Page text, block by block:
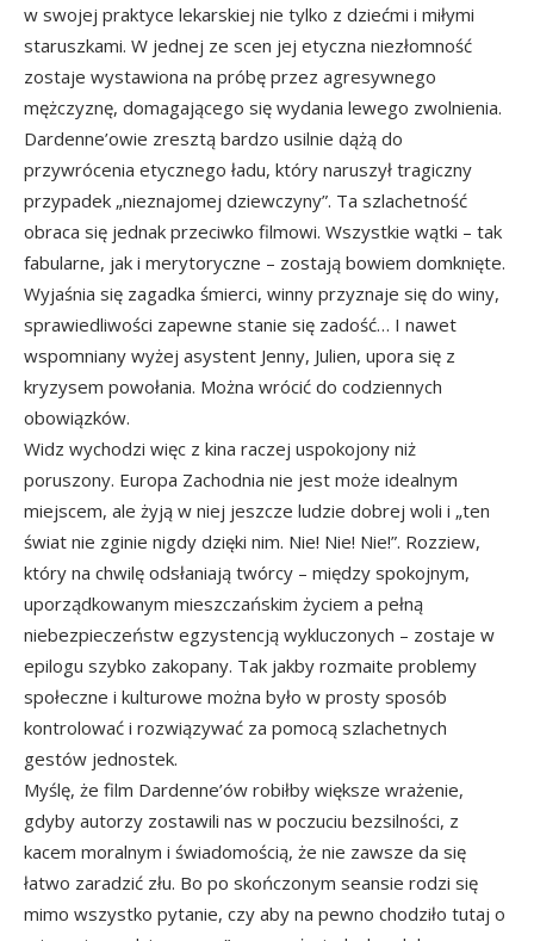
w swojej praktyce lekarskiej nie tylko z dziećmi i miłymi
staruszkami. W jednej ze scen jej etyczna niezłomność
zostaje wystawiona na próbę przez agresywnego
mężczyznę, domagającego się wydania lewego zwolnienia.
Dardenne’owie zresztą bardzo usilnie dążą do
przywrócenia etycznego ładu, który naruszył tragiczny
przypadek „nieznajomej dziewczyny”. Ta szlachetność
obraca się jednak przeciwko filmowi. Wszystkie wątki – tak
fabularne, jak i merytoryczne – zostają bowiem domknięte.
Wyjaśnia się zagadka śmierci, winny przyznaje się do winy,
sprawiedliwości zapewne stanie się zadość… I nawet
wspomniany wyżej asystent Jenny, Julien, upora się z
kryzysem powołania. Można wrócić do codziennych
obowiązków.
Widz wychodzi więc z kina raczej uspokojony niż
poruszony. Europa Zachodnia nie jest może idealnym
miejscem, ale żyją w niej jeszcze ludzie dobrej woli i „ten
świat nie zginie nigdy dzięki nim. Nie! Nie! Nie!”. Rozziew,
który na chwilę odsłaniają twórcy – między spokojnym,
uporządkowanym mieszczańskim życiem a pełną
niebezpieczeństw egzystencją wykluczonych – zostaje w
epilogu szybko zakopany. Tak jakby rozmaite problemy
społeczne i kulturowe można było w prosty sposób
kontrolować i rozwiązywać za pomocą szlachetnych
gestów jednostek.
Myślę, że film Dardenne’ów robiłby większe wrażenie,
gdyby autorzy zostawili nas w poczuciu bezsilności, z
kacem moralnym i świadomością, że nie zawsze da się
łatwo zaradzić złu. Bo po skończonym seansie rodzi się
mimo wszystko pytanie, czy aby na pewno chodziło tutaj o